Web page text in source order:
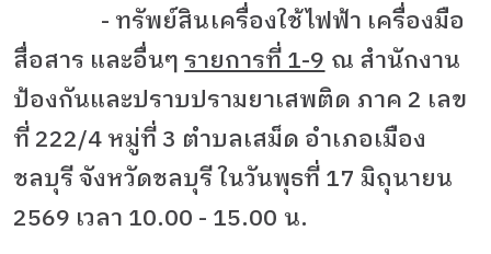
- ทรัพย์สินเครื่องใช้ไฟฟ้า เครื่องมือ
สื่อสาร และอื่นๆรายการที่ 1-9ณ สำนักงาน
ป้องกันและปราบปรามยาเสพติด ภาค 2 เลข
ที่ 222/4 หมู่ที่ 3 ตำบลเสม็ด อำเภอเมือง
ชลบุรี จังหวัดชลบุรี ในวันพุธที่ 17 มิถุนายน
2569 เวลา 10.00 - 15.00 น.